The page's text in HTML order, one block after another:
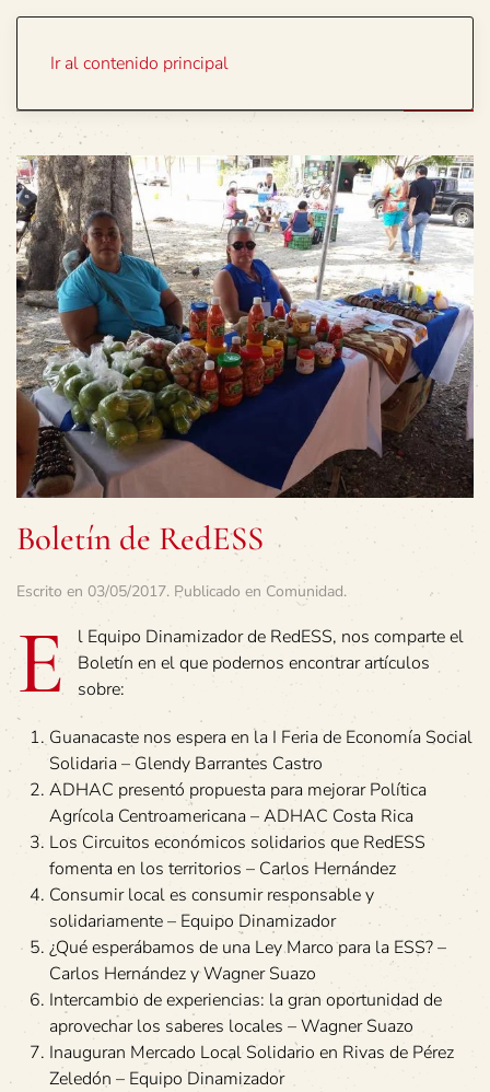
Ir al contenido principal
Boletín de RedESS
Escrito en 03/05/2017. Publicado en Comunidad.
E
l Equipo Dinamizador de RedESS, nos comparte el
Boletín en el que podernos encontrar artículos
sobre:
Guanacaste nos espera en la I Feria de Economía Social
Solidaria – Glendy Barrantes Castro
ADHAC presentó propuesta para mejorar Política
Agrícola Centroamericana – ADHAC Costa Rica
Los Circuitos económicos solidarios que RedESS
fomenta en los territorios – Carlos Hernández
Consumir local es consumir responsable y
solidariamente – Equipo Dinamizador
¿Qué esperábamos de una Ley Marco para la ESS? –
Carlos Hernández y Wagner Suazo
Intercambio de experiencias: la gran oportunidad de
aprovechar los saberes locales – Wagner Suazo
Inauguran Mercado Local Solidario en Rivas de Pérez
Zeledón – Equipo Dinamizador